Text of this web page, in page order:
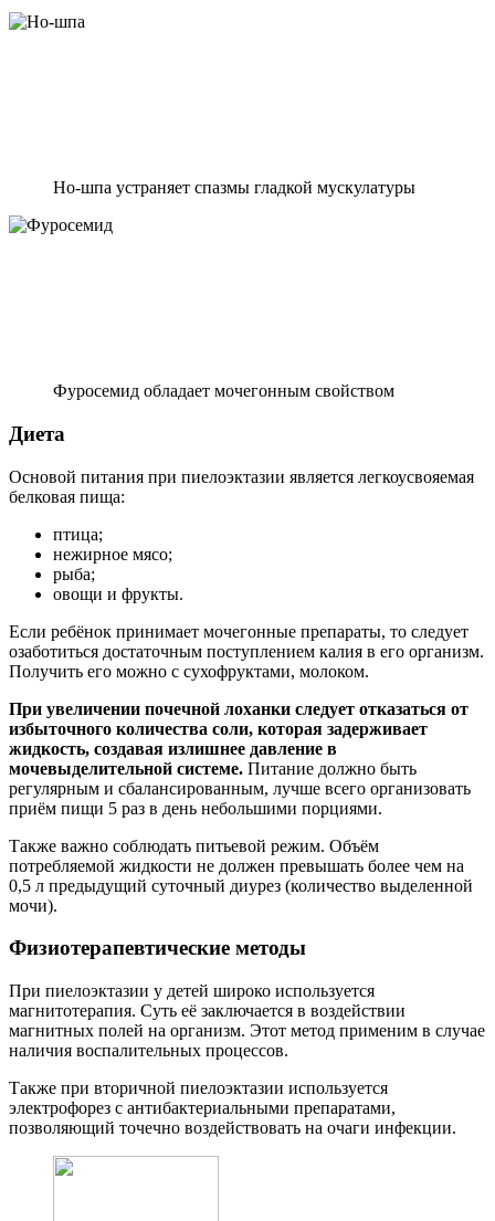
Но-шпа устраняет спазмы гладкой мускулатуры
Фуросемид обладает мочегонным свойством
Диета
Основой питания при пиелоэктазии является легкоусвояемая
белковая пища:
птица;
нежирное мясо;
рыба;
овощи и фрукты.
Если ребёнок принимает мочегонные препараты, то следует
озаботиться достаточным поступлением калия в его организм.
Получить его можно с сухофруктами, молоком.
При увеличении почечной лоханки следует отказаться от
избыточного количества соли, которая задерживает
жидкость, создавая излишнее давление в
мочевыделительной системе. Питание должно быть
регулярным и сбалансированным, лучше всего организовать
приём пищи 5 раз в день небольшими порциями.
Также важно соблюдать питьевой режим. Объём
потребляемой жидкости не должен превышать более чем на
0,5 л предыдущий суточный диурез (количество выделенной
мочи).
Физиотерапевтические методы
При пиелоэктазии у детей широко используется
магнитотерапия. Суть её заключается в воздействии
магнитных полей на организм. Этот метод применим в случае
наличия воспалительных процессов.
Также при вторичной пиелоэктазии используется
электрофорез с антибактериальными препаратами,
позволяющий точечно воздействовать на очаги инфекции.